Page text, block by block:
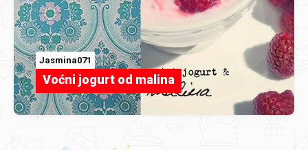
Jasmina071
Voćni jogurt od malina